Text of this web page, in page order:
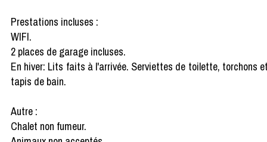
Prestations incluses :
WIFI.
2 places de garage incluses.
En hiver: Lits faits à l'arrivée. Serviettes de toilette, torchons
tapis de bain.
Autre :
Chalet non fumeur.